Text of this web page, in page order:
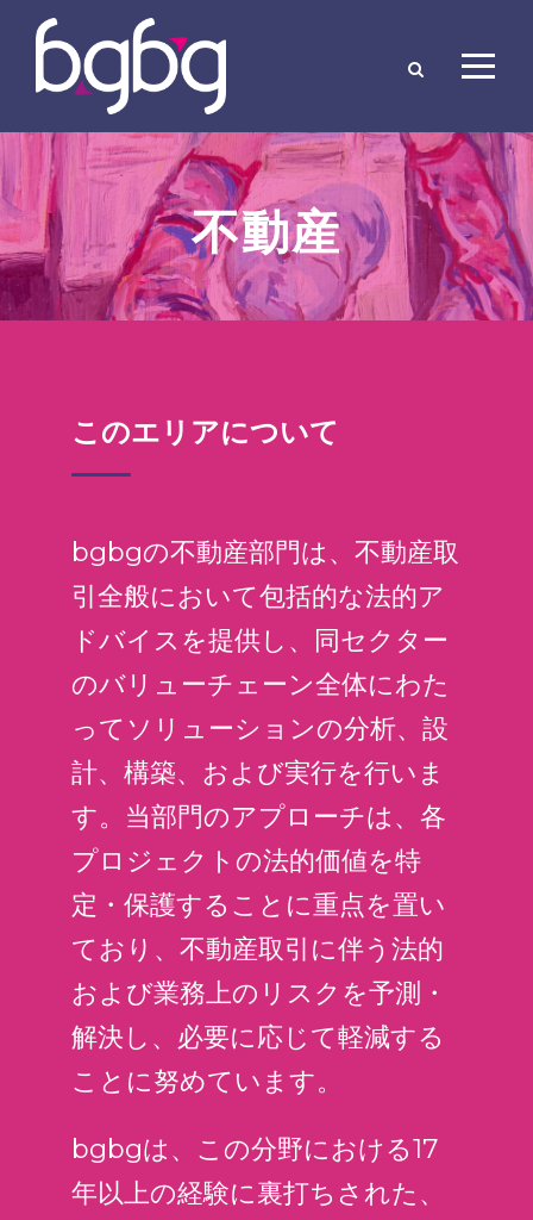
不動産
このエリアについて
bgbgの不動産部門は、不動産取
引全般において包括的な法的ア
ドバイスを提供し、同セクター
のバリューチェーン全体にわた
ってソリューションの分析、設
計、構築、および実行を行いま
す。当部門のアプローチは、各
プロジェクトの法的価値を特
定・保護することに重点を置い
ており、不動産取引に伴う法的
および業務上のリスクを予測・
解決し、必要に応じて軽減する
ことに努めています。
bgbgは、この分野における17
年以上の経験に裏打ちされた、